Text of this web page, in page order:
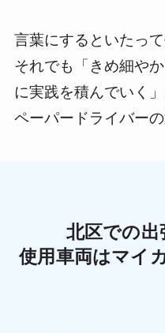
言葉にするといたって
それでも「きめ細や
に実践を積んでいく
ペーパードライバー
北区での出
使用車両はマイ